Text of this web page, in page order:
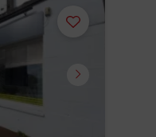
Ajouter